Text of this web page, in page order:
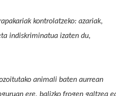
kontrolatzeko: azariak,
indiskriminatua izaten du,
animali baten aurrean